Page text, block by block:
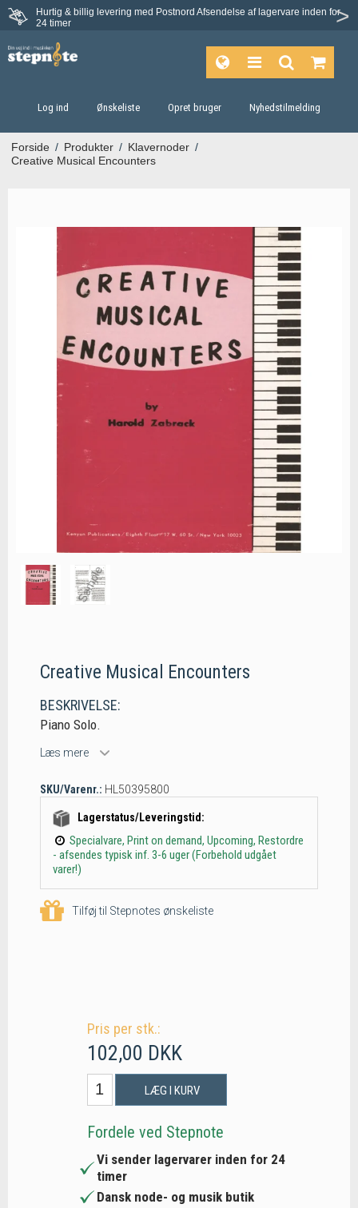
Hurtig & billig levering med Postnord Afsendelse af lagervare inden for
24 timer
Fortrydelsesret på 30 dage
Log ind Ønskeliste Opret bruger Nyhedstilmelding
Forside / Produkter / Klavernoder /
Creative Musical Encounters
Creative Musical Encounters
BESKRIVELSE:
Piano Solo.
Læs mere
SKU/Varenr.: HL50395800
Lagerstatus/Leveringstid:
Specialvare, Print on demand, Upcoming, Restordre
- afsendes typisk inf. 3-6 uger (Forbehold udgået
varer!)
Tilføj til Stepnotes ønskeliste
Pris per stk.:
102,00 DKK
LÆG I KURV
Fordele ved Stepnote
Vi sender lagervarer inden for 24
timer
Dansk node- og musik butik